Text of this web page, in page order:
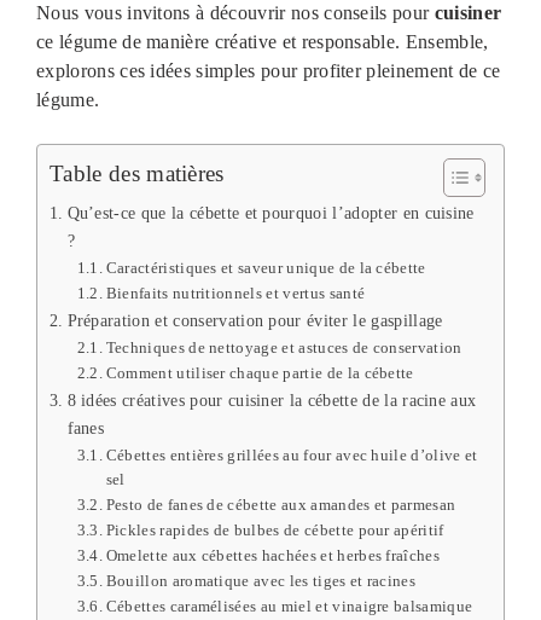
Nous vous invitons à découvrir nos conseils pour cuisiner
ce légume de manière créative et responsable. Ensemble,
explorons ces idées simples pour profiter pleinement de ce
légume.
Table des matières
Qu’est-ce que la cébette et pourquoi l’adopter en cuisine
?
Caractéristiques et saveur unique de la cébette
Bienfaits nutritionnels et vertus santé
Préparation et conservation pour éviter le gaspillage
Techniques de nettoyage et astuces de conservation
Comment utiliser chaque partie de la cébette
8 idées créatives pour cuisiner la cébette de la racine aux
fanes
Cébettes entières grillées au four avec huile d’olive et
sel
Pesto de fanes de cébette aux amandes et parmesan
Pickles rapides de bulbes de cébette pour apéritif
Omelette aux cébettes hachées et herbes fraîches
Bouillon aromatique avec les tiges et racines
Cébettes caramélisées au miel et vinaigre balsamique